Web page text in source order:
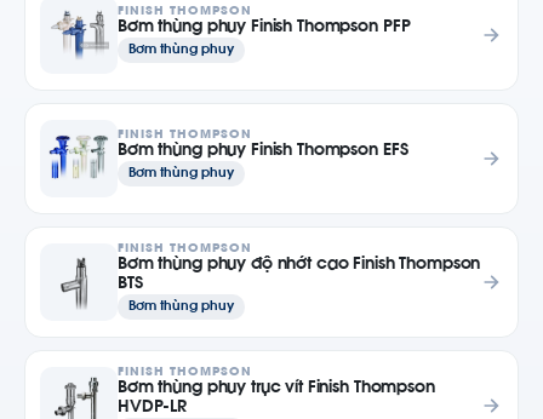
FINISH THOMPSON
Bơm thùng phuy Finish Thompson PFP
Bơm thùng phuy
FINISH THOMPSON
Bơm thùng phuy Finish Thompson EFS
Bơm thùng phuy
FINISH THOMPSON
Bơm thùng phuy độ nhớt cao Finish Thompson
BTS
Bơm thùng phuy
FINISH THOMPSON
Bơm thùng phuy trục vít Finish Thompson
HVDP-LR